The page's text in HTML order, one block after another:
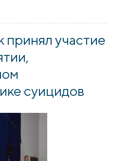
в Волковыском аграрном
участие
суицидов